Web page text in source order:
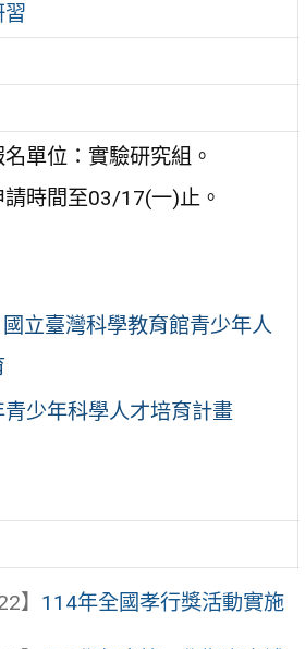
習
單位：實驗研究組。
時間至03/17(一)止。
立臺灣科學教育館青少年人
少年科學人才培育計畫
】 114年全國孝行獎活動實施